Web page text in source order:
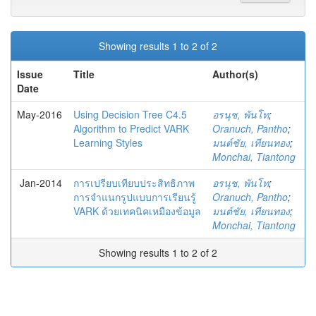
Showing results 1 to 2 of 2
Issue
Date
Title Author(s)
May-2016
Using Decision Tree C4.5
Algorithm to Predict VARK
Learning Styles
อรนุช, พันโท;
Oranuch, Pantho;
มนต์ชัย, เทียนทอง;
Monchai, Tiantong
Jan-2014
การเปรียบเทียบประสิทธิภาพ
การจำแนกรูปแบบการเรียนรู้
VARK ด้วยเทคนิคเหมืองข้อมูล
อรนุช, พันโท;
Oranuch, Pantho;
มนต์ชัย, เทียนทอง;
Monchai, Tiantong
Showing results 1 to 2 of 2